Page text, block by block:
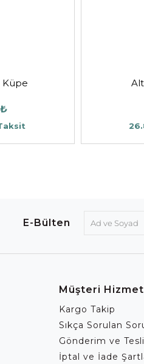
Küpe
E-Bülten
Müşteri
Kargo Takip
Sıkça Sorulan
Gönderim ve
İptal ve İade